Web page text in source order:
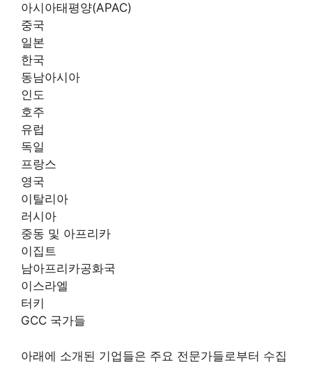
아시아태평양(APAC)
중국
일본
한국
동남아시아
인도
호주
유럽
독일
프랑스
영국
이탈리아
러시아
중동 및 아프리카
이집트
남아프리카공화국
이스라엘
터키
GCC 국가들
아래에 소개된 기업들은 주요 전문가들로부터 수집